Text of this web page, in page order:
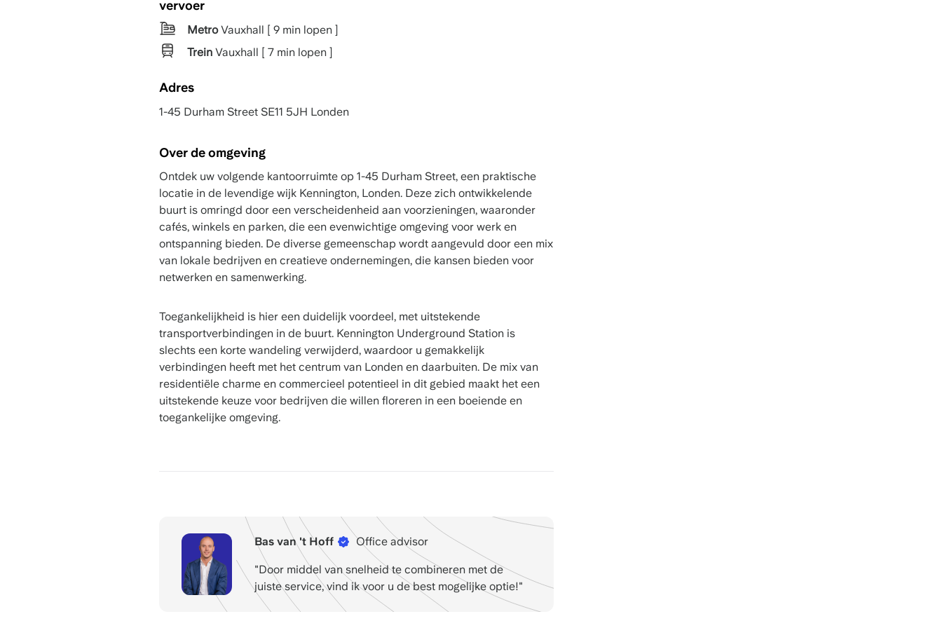
vervoer
MetroVauxhall [ 9 min lopen ]
TreinVauxhall [ 7 min lopen ]
Adres
1-45 Durham Street SE11 5JH Londen
Over de omgeving
Ontdek uw volgende kantoorruimte op 1-45 Durham Street, een praktische
locatie in de levendige wijk Kennington, Londen. Deze zich ontwikkelende
buurt is omringd door een verscheidenheid aan voorzieningen, waaronder
cafés, winkels en parken, die een evenwichtige omgeving voor werk en
ontspanning bieden. De diverse gemeenschap wordt aangevuld door een mix
van lokale bedrijven en creatieve ondernemingen, die kansen bieden voor
netwerken en samenwerking.
Toegankelijkheid is hier een duidelijk voordeel, met uitstekende
transportverbindingen in de buurt. Kennington Underground Station is
slechts een korte wandeling verwijderd, waardoor u gemakkelijk
verbindingen heeft met het centrum van Londen en daarbuiten. De mix van
residentiële charme en commercieel potentieel in dit gebied maakt het een
uitstekende keuze voor bedrijven die willen floreren in een boeiende en
toegankelijke omgeving.
Bas van 't Hoff Office advisor
"Door middel van snelheid te combineren met de
juiste service, vind ik voor u de best mogelijke optie!"